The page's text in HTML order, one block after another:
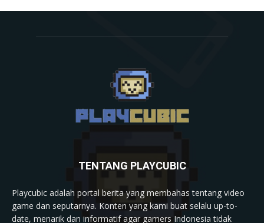
TENTANG PLAYCUBIC
Playcubic adalah portal berita yang membahas tentang video
game dan seputarnya. Konten yang kami buat selalu up-to-
date, menarik dan informatif agar gamers Indonesia tidak